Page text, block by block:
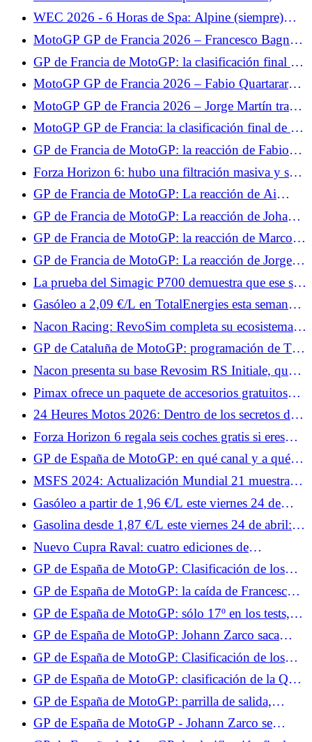
clasificación, Johann Zarco se estrelló
buena posición de Quartararo, decepción para
Zarco
WEC 2026 - 6 Horas de Spa: Alpine (siempre)
mira hacia adelante
MotoGP GP de Francia 2026 – Francesco Bagnaia
advierte a la competición: “Algo está pasando”
GP de Francia de MotoGP: la clasificación final de
la carrera al sprint, Fabio Quartararo en el Top 5,
Johann Zarco se pierde
MotoGP GP de Francia 2026 – Fabio Quartararo
5º en la carrera al sprint: “Hoy no tenía ningún
objetivo”
MotoGP GP de Francia 2026 – Jorge Martín tras
su victoria en la carrera al sprint: “Lo puse todo en
la salida”
MotoGP GP de Francia: la clasificación final de la
carrera, Jorge Martín sermonea a su compañero,
desastre para Francesco Bagnaia
GP de Francia de MotoGP: la reacción de Fabio
Quartararo tras la carrera: "Hicimos un muy buen
trabajo"
Forza Horizon 6: hubo una filtración masiva y se
banearon jugadores por 7000 años.
GP de Francia de MotoGP: La reacción de Ai
Ogura tras la carrera: "No estaba seguro de que
fuera suficiente para subir al podio"
GP de Francia de MotoGP: La reacción de Johann
Zarco tras la carrera: "No estoy contento"
GP de Francia de MotoGP: la reacción de Marco
Bezzecchi tras la carrera: "Sabía que no era el más
fuerte"
GP de Francia de MotoGP: La reacción de Jorge
Martín tras la carrera: "La temporada pasada
aprendí que nunca hay que rendirse"
La prueba del Simagic P700 demuestra que ese sí
funciona.
Gasóleo a 2,09 €/L en TotalEnergies esta semana:
fechas y estaciones afectadas
Nacon Racing: RevoSim completa su ecosistema y
anuncia juegos.
GP de Cataluña de MotoGP: programación de TV
y horarios del fin de semana
Nacon presenta su base Revosim RS Initiale, que
alcanza 5 Nm.
Pimax ofrece un paquete de accesorios gratuitos
para tus cascos Crystal, con Superchicane.
24 Heures Motos 2026: Dentro de los secretos del
muro de boxes
Forza Horizon 6 regala seis coches gratis si eres
fiel.
GP de España de MotoGP: en qué canal y a qué
hora ver los Test de este viernes
MSFS 2024: Actualización Mundial 21 muestra
todos los colores de Australia.
Gasóleo a partir de 1,96 €/L este viernes 24 de
abril: las estaciones preferidas para un repostaje por
debajo de 2,18 €/L en Francia
Gasolina desde 1,87 €/L este viernes 24 de abril:
las estaciones más baratas para repostar SP95-E10
Nuevo Cupra Raval: cuatro ediciones de
lanzamiento del deportivo urbano eléctrico, desde
34.870 €
GP de España de MotoGP: Clasificación de los
Libres 1, Johann Zarco en el Top 10, Fabio
Quartararo muy lejos
GP de España de MotoGP: la caída de Francesco
Bagnaia en vídeo, su Ducati vuelca
GP de España de MotoGP: sólo 17º en los tests,
Fabio Quartararo sigue decidido
GP de España de MotoGP: Johann Zarco saca
aspectos positivos de los tests, aunque se perdió la
Q2
GP de España de MotoGP: Clasificación de los
Libres 2, Johann Zarco en forma antes de la
clasificación
GP de España de MotoGP: clasificación de la Q1,
Johann Zarco gana su lugar en la Q2, no Fabio
Quartararo
GP de España de MotoGP: parrilla de salida,
hazaña de Johann Zarco, Fabio Quartararo sólo 17º
GP de España de MotoGP - Johann Zarco se
queda sin la pole por nada: “Había la posibilidad